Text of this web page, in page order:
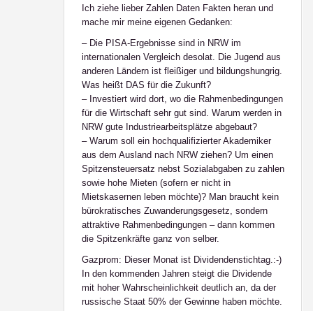
Ich ziehe lieber Zahlen Daten Fakten heran und
mache mir meine eigenen Gedanken:
– Die PISA-Ergebnisse sind in NRW im
internationalen Vergleich desolat. Die Jugend aus
anderen Ländern ist fleißiger und bildungshungrig.
Was heißt DAS für die Zukunft?
– Investiert wird dort, wo die Rahmenbedingungen
für die Wirtschaft sehr gut sind. Warum werden in
NRW gute Industriearbeitsplätze abgebaut?
– Warum soll ein hochqualifizierter Akademiker
aus dem Ausland nach NRW ziehen? Um einen
Spitzensteuersatz nebst Sozialabgaben zu zahlen
sowie hohe Mieten (sofern er nicht in
Mietskasernen leben möchte)? Man braucht kein
bürokratisches Zuwanderungsgesetz, sondern
attraktive Rahmenbedingungen – dann kommen
die Spitzenkräfte ganz von selber.
Gazprom: Dieser Monat ist Dividendenstichtag.:-)
In den kommenden Jahren steigt die Dividende
mit hoher Wahrscheinlichkeit deutlich an, da der
russische Staat 50% der Gewinne haben möchte.